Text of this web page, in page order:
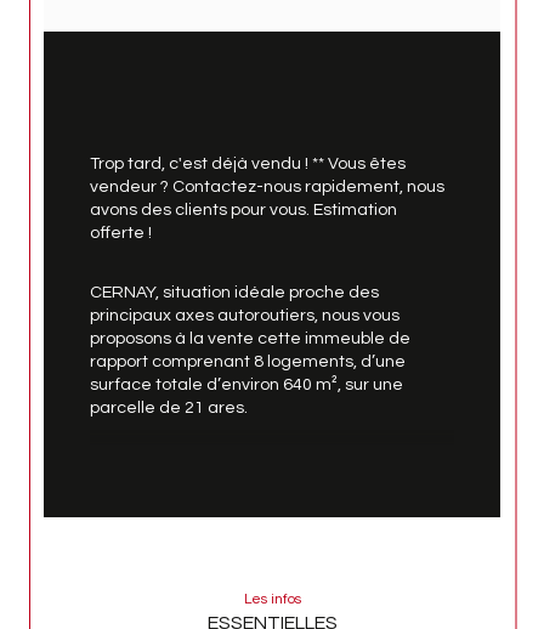
Les infos
ESSENTIELLES
Trop tard, c'est déjà vendu ! ** Vous êtes
vendeur ? Contactez-nous rapidement, nous
avons des clients pour vous. Estimation
offerte !
CERNAY, situation idéale proche des
principaux axes autoroutiers, nous vous
proposons à la vente cette immeuble de
rapport comprenant 8 logements, d’une
surface totale d’environ 640 m², sur une
parcelle de 21 ares.
offrant stabilité locative et un beau potentiel
L’immeuble se compose comme suit : au rez
de chaussée, deux appartements type 5